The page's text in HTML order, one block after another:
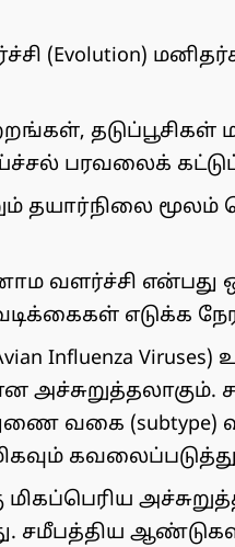
(Evolution)
தடுப்பூசிகள்
பரவலைக்
தயார்நிலை மூலம்
வளர்ச்சி என்பது
எடுக்க
Influenza Viruses)
அச்சுறுத்தலாகும்.
வகை (subtype)
மிகப்பெரிய
சமீபத்திய